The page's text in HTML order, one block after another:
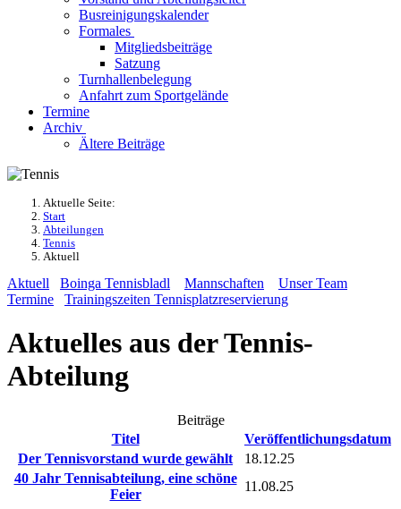
Busreinigungskalender
Formales
Mitgliedsbeiträge
Satzung
Turnhallenbelegung
Anfahrt zum Sportgelände
Termine
Archiv
Ältere Beiträge
Aktuelle Seite:
Start
Abteilungen
Tennis
Aktuell
Aktuell Boinga Tennisbladl Mannschaften
Unser Team
Termine
Trainingszeiten Tennisplatzreservierung
Aktuelles aus der Tennis-
Abteilung
Beiträge
Titel
Veröffentlichungsdatum
Der Tennisvorstand wurde gewählt
18.12.25
40 Jahr Tennisabteilung, eine schöne
Feier
11.08.25